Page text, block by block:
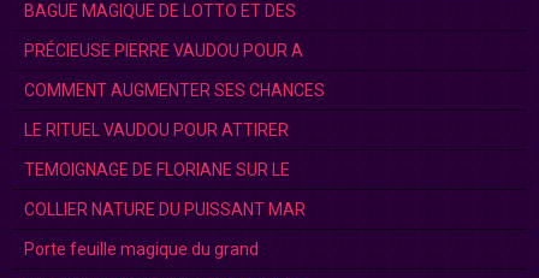
BAGUE MAGIQUE DE LOTTO ET DES
PRÉCIEUSE PIERRE VAUDOU POUR A
COMMENT AUGMENTER SES CHANCES
LE RITUEL VAUDOU POUR ATTIRER
TEMOIGNAGE DE FLORIANE SUR LE
COLLIER NATURE DU PUISSANT MAR
Porte feuille magique du grand